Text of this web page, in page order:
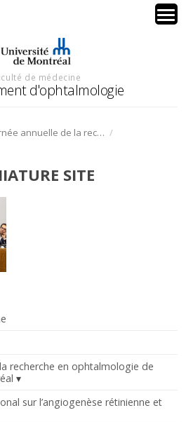
de médecine
d'ophtalmologie
Journée annuelle de la recherche en ophtalmologie de l’Université de Montréal /
recherche en ophtalmologie de
sur l’angiogenèse rétinienne et
SITE